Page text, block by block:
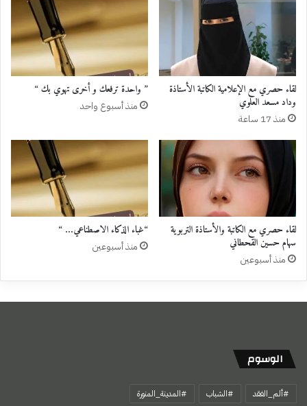
لقاء حصري مع الإعلامية الكاتبة الأستاذة
وداد مسعد العلوي
منذ 17 ساعة
” واحدة ترفعك و أخرى تهوي بك “
منذ أسبوع واحد
لقاء حصري مع الكاتبة والأستاذة التربوية
سهام حسين القحطاني
منذ أسبوعين
“غباء الذكاء الاصطناعي… “
منذ أسبوعين
الوسوم
#ألم_الفقد #الشباب
#المدينة_المنورة